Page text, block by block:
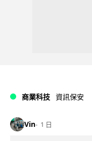
商業科技 資訊保安
Vin 1 日